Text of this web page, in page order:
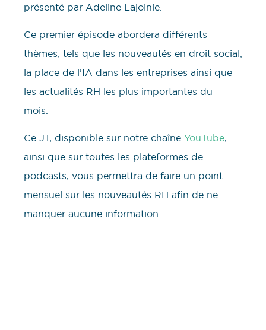
présenté par Adeline Lajoinie.
Ce premier épisode abordera différents
thèmes, tels que les nouveautés en droit social,
la place de l’IA dans les entreprises ainsi que
les actualités RH les plus importantes du
mois.
Ce JT, disponible sur notre chaîne YouTube,
ainsi que sur toutes les plateformes de
podcasts, vous permettra de faire un point
mensuel sur les nouveautés RH afin de ne
manquer aucune information.